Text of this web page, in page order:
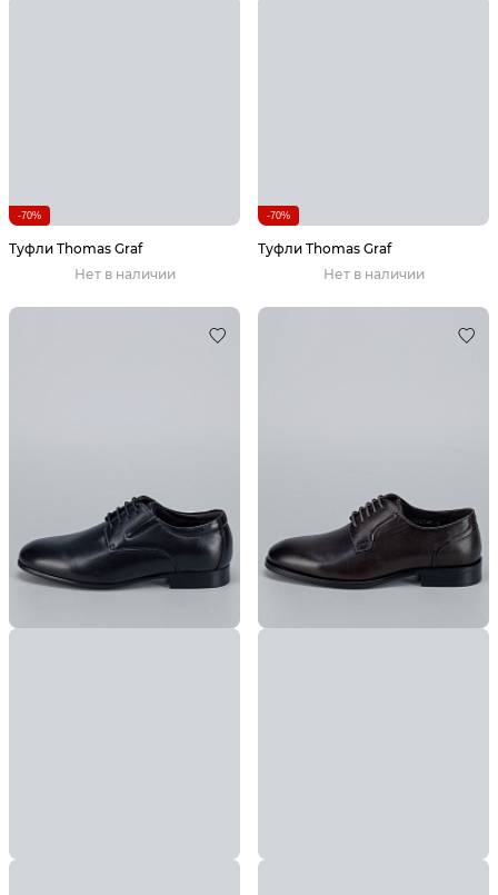
-70%
Туфли Thomas Graf
Нет в наличии
-70%
Туфли Thomas Graf
Нет в наличии